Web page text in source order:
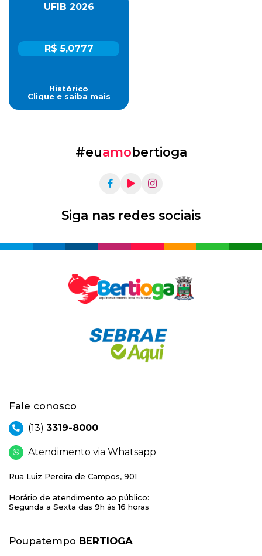
UFIB 2026
R$ 5,0777
Histórico
Clique e saiba mais
#euamobertioga
Siga nas redes sociais
Fale conosco
(13) 3319-8000
Atendimento via Whatsapp
Rua Luiz Pereira de Campos, 901
Horário de atendimento ao público:
Segunda a Sexta das 9h às 16 horas
Poupatempo BERTIOGA